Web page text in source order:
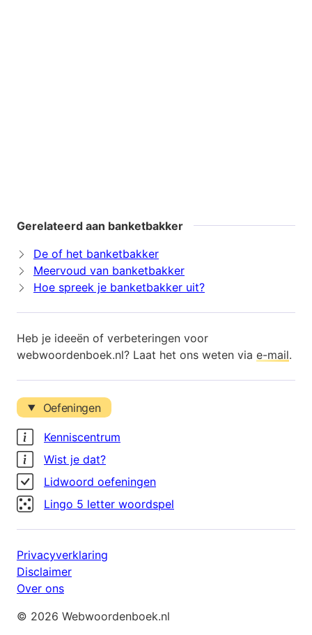
Gerelateerd aan banketbakker
De of het banketbakker
Meervoud van banketbakker
Hoe spreek je banketbakker uit?
Heb je ideeën of verbeteringen voor
webwoordenboek.nl? Laat het ons weten via e-mail.
Oefeningen
Kenniscentrum
Wist je dat?
Lidwoord oefeningen
Lingo 5 letter woordspel
Privacyverklaring
Disclaimer
Over ons
© 2026 Webwoordenboek.nl